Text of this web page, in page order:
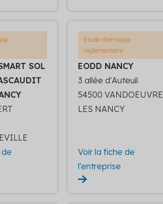
SOL
de
Etude thermique
reglementaire
EODD NANCY
3 allée d'Auteuil
54500 VANDOEUVRE
LES NANCY
Voir la fiche de
l'entreprise